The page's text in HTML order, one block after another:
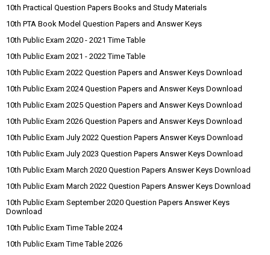
10th Practical Question Papers Books and Study Materials
10th PTA Book Model Question Papers and Answer Keys
10th Public Exam 2020 - 2021 Time Table
10th Public Exam 2021 - 2022 Time Table
10th Public Exam 2022 Question Papers and Answer Keys Download
10th Public Exam 2024 Question Papers and Answer Keys Download
10th Public Exam 2025 Question Papers and Answer Keys Download
10th Public Exam 2026 Question Papers and Answer Keys Download
10th Public Exam July 2022 Question Papers Answer Keys Download
10th Public Exam July 2023 Question Papers Answer Keys Download
10th Public Exam March 2020 Question Papers Answer Keys Download
10th Public Exam March 2022 Question Papers Answer Keys Download
10th Public Exam September 2020 Question Papers Answer Keys
Download
10th Public Exam Time Table 2024
10th Public Exam Time Table 2026